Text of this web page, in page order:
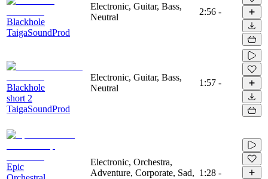
Blackhole
TaigaSoundProd
Electronic, Guitar, Bass,
Neutral
2:56 -
Blackhole
short 2
TaigaSoundProd
Electronic, Guitar, Bass,
Neutral
1:57 -
Epic
Electronic, Orchestra,
Adventure, Corporate, Sad, 1:28 -